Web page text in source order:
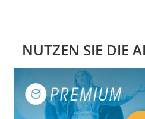
NUTZEN SIE DIE